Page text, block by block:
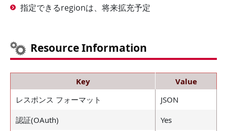
指定できるregionは、将来拡充予定
Resource Information
Key
Value
レスポンス フォーマット
JSON
認証(OAuth)
Yes